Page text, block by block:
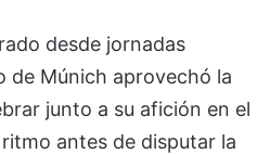
desde jornadas
de Múnich aprovechó la
junto a su afición en el
antes de disputar la